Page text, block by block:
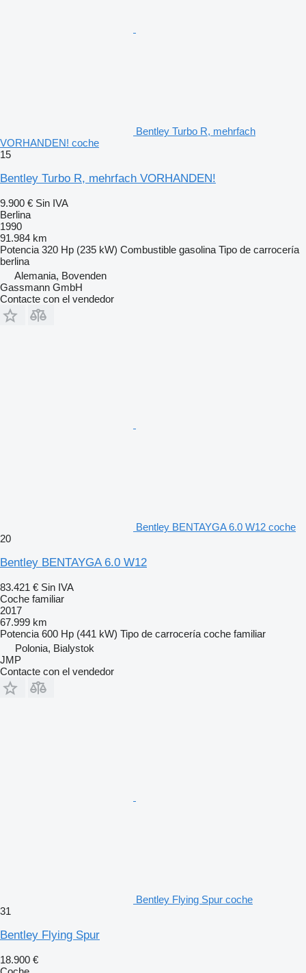
Bentley Turbo R, mehrfach
VORHANDEN! coche
15
Bentley Turbo R, mehrfach VORHANDEN!
9.900 € Sin IVA
Berlina
1990
91.984 km
Potencia 320 Hp (235 kW) Combustible gasolina Tipo de carrocería
berlina
Alemania, Bovenden
Gassmann GmbH
Contacte con el vendedor
Bentley BENTAYGA 6.0 W12 coche
20
Bentley BENTAYGA 6.0 W12
83.421 € Sin IVA
Coche familiar
2017
67.999 km
Potencia 600 Hp (441 kW) Tipo de carrocería coche familiar
Polonia, Bialystok
JMP
Contacte con el vendedor
Bentley Flying Spur coche
31
Bentley Flying Spur
18.900 €